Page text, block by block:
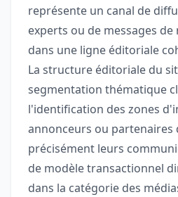
représente un canal de
experts ou de messages
dans une ligne éditoriale
La structure éditoriale du
segmentation thématique
l'identification des zones
annonceurs ou partenaires
précisément leurs
de modèle transactionnel
dans la catégorie des